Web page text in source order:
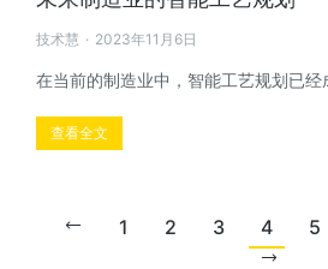
技术慧 2023年11月6日
在当前的制造业中，智能工艺规划已
查看全文
1 2 3 4 5